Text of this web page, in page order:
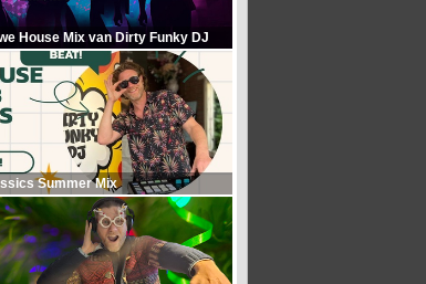
House Mix van Dirty Funky DJ
Summer Mix